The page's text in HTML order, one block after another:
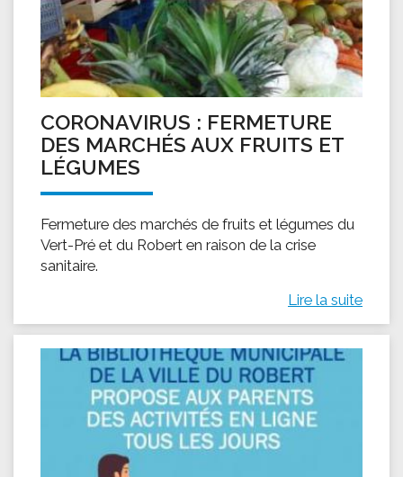
CORONAVIRUS : FERMETURE
DES MARCHÉS AUX FRUITS ET
LÉGUMES
Fermeture des marchés de fruits et légumes du
Vert-Pré et du Robert en raison de la crise
sanitaire.
Lire la suite